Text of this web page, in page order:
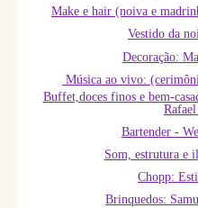
Make e hair (noiva e
Vestido da
Decoração:
Música ao vivo:
Buffet,doces finos e bem-
Rafael
Bartender -
Som, estrutura e
Chopp:
Brinquedos: